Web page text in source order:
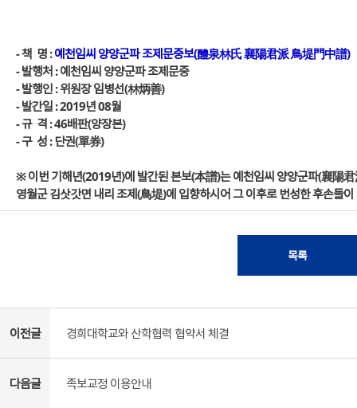
- 책 명 :예천임씨 양양군파 조제문중보(醴泉林氏 襄陽君派 鳥堤門中譜)
- 발행처 : 예천임씨 양양군파 조제문중
- 발행인 : 위원장 임병선(林炳善)
- 발간일 : 2019년 08월
- 규 격 : 46배판(양장본)
- 구 성 : 단권(單券)
※ 이번 기해년(2019년)에 발간된 본보(本譜)는 예천임씨 양양군파(襄陽
영월군 김삿갓면 내리 조제(鳥堤)에 입향하시어 그 이후로 번성한 후손들
목록
이전글 경희대학교와 산학협력 협약서 체결
다음글 족보교정 이용안내